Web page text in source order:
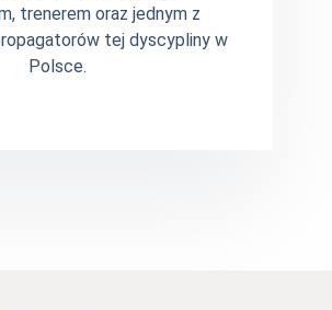
trenerem oraz jednym z
tej dyscypliny w
Polsce.